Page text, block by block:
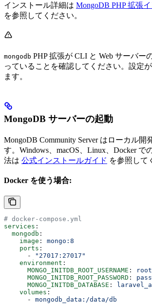
インストール詳細は MongoDB PHP 拡張
を参照してください。
mongodb PHP 拡張が CLI と Web サーバー
っていることを確認してください。設定
ます。
MongoDB サーバーの起動
MongoDB Community Server はローカル開
す。Windows、macOS、Linux、Docker で
法は 公式インストールガイド を参照して
Docker を使う場合:
# docker-compose.yml
services :
  mongodb
:
    image
: mongo:8
    ports
:
      -
"27017:27017"
    environment
:
      MONGO_INITDB_ROOT_USERNAME
:
root
      MONGO_INITDB_ROOT_PASSWORD
:
      MONGO_INITDB_DATABASE
:
    volumes
:
      -
mongodb_data:/data/db